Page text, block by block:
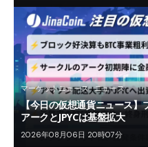
マーケットニュース ニュース
【今日の仮想通貨ニュース】
アークとJPYCは基盤拡大
2026年08月06日 20時07分